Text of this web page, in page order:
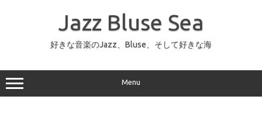
ッ
プ
Jazz Bluse Sea
好きな音楽のJazz、Bluse、そして好きな海
Menu